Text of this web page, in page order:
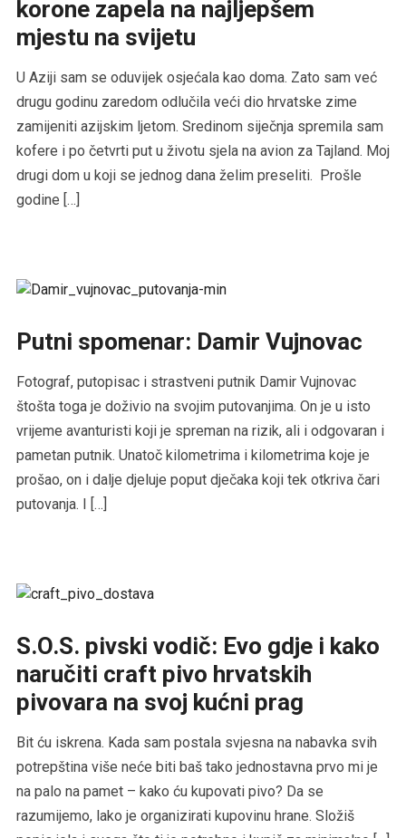
korone zapela na najljepšem
mjestu na svijetu
U Aziji sam se oduvijek osjećala kao doma. Zato sam već
drugu godinu zaredom odlučila veći dio hrvatske zime
zamijeniti azijskim ljetom. Sredinom siječnja spremila sam
kofere i po četvrti put u životu sjela na avion za Tajland. Moj
drugi dom u koji se jednog dana želim preseliti. Prošle
godine […]
Putni spomenar: Damir Vujnovac
Fotograf, putopisac i strastveni putnik Damir Vujnovac
štošta toga je doživio na svojim putovanjima. On je u isto
vrijeme avanturisti koji je spreman na rizik, ali i odgovaran i
pametan putnik. Unatoč kilometrima i kilometrima koje je
prošao, on i dalje djeluje poput dječaka koji tek otkriva čari
putovanja. I […]
S.O.S. pivski vodič: Evo gdje i kako
naručiti craft pivo hrvatskih
pivovara na svoj kućni prag
Bit ću iskrena. Kada sam postala svjesna na nabavka svih
potrepština više neće biti baš tako jednostavna prvo mi je
na palo na pamet – kako ću kupovati pivo? Da se
razumijemo, lako je organizirati kupovinu hrane. Složiš